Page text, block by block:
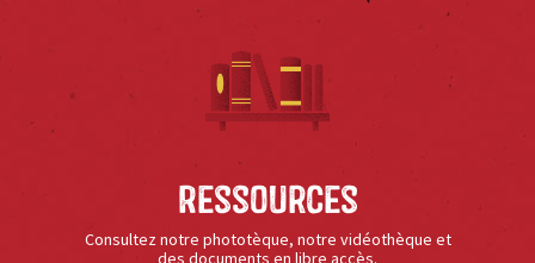
Ressources
Consultez notre phototèque, notre vidéothèque et
des documents en libre accès.